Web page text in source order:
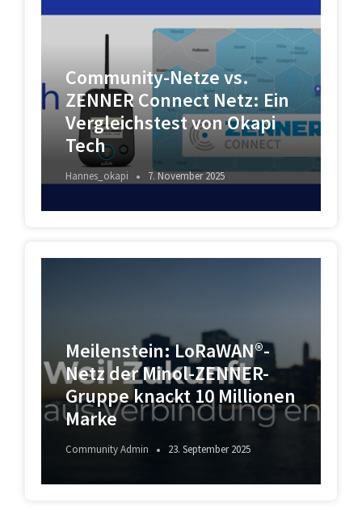
Community-Netze vs.
ZENNER Connect Netz: Ein
Vergleichstest von Okapi
Tech
Hannes_okapi 7. November 2025
Meilenstein: LoRaWAN®-
Netz der Minol-ZENNER-
Gruppe knackt 10 Millionen
Marke
Community Admin 23. September 2025